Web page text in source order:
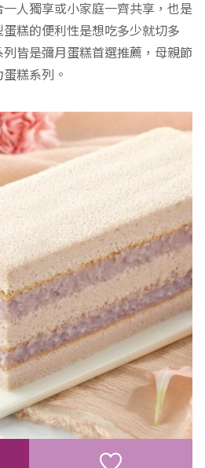
人獨享或小家庭一齊共享，也是
糕的便利性是想吃多少就切多
皆是彌月蛋糕首選推薦，母親節
糕系列。